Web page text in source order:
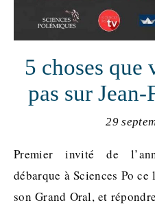
5 choses que
pas sur
29
Premier invité de l’année, Jean-François Copé
débarque à Sciences Po
son Grand Oral, et